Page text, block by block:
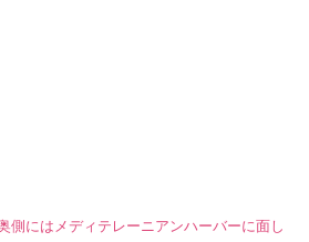
側にはメディテレーニアンハーバーに面し